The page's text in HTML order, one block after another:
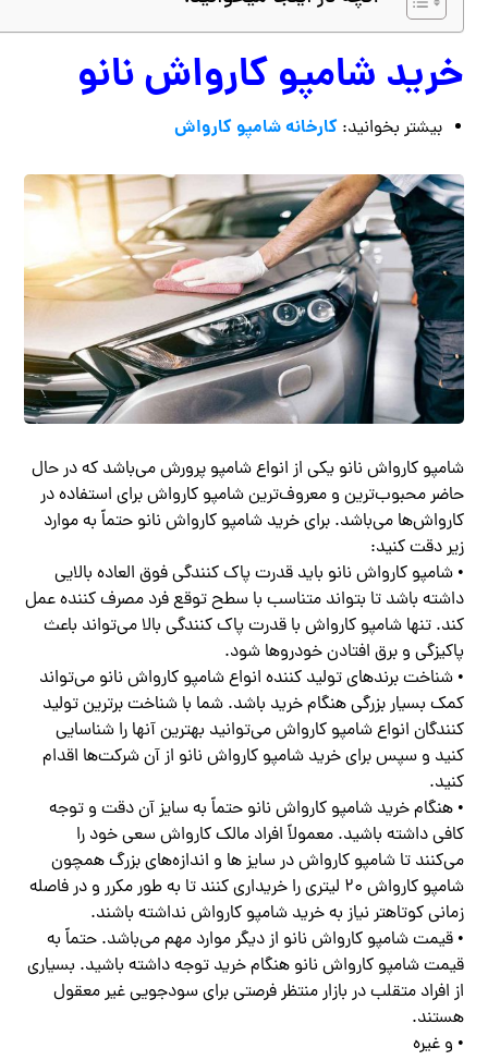
خرید شامپو کارواش نانو
بیشتر بخوانید:کارخانه شامپو کارواش
شامپو کارواش نانو یکی از انواع شامپو پرورش می‌باشد که در حال
حاضر محبوب‌ترین و معروف‌ترین شامپو کارواش برای استفاده در
کارواش‌ها می‌باشد. برای خرید شامپو کارواش نانو حتماً به موارد
زیر دقت کنید:
• شامپو کارواش نانو باید قدرت پاک کنندگی فوق العاده بالایی
داشته باشد تا بتواند متناسب با سطح توقع فرد مصرف کننده عمل
کند. تنها شامپو کارواش با قدرت پاک کنندگی بالا می‌تواند باعث
پاکیزگی و برق افتادن خودروها شود.
• شناخت برندهای تولید کننده انواع شامپو کارواش نانو می‌تواند
کمک بسیار بزرگی هنگام خرید باشد. شما با شناخت برترین تولید
کنندگان انواع شامپو کارواش می‌توانید بهترین آنها را شناسایی
کنید و سپس برای خرید شامپو کارواش نانو از آن شرکت‌ها اقدام
کنید.
• هنگام خرید شامپو کارواش نانو حتماً به سایز آن دقت و توجه
کافی داشته باشید. معمولاً افراد مالک کارواش سعی خود را
می‌کنند تا شامپو کارواش در سایز ها و اندازه‌های بزرگ همچون
شامپو کارواش ۲۰ لیتری را خریداری کنند تا به طور مکرر و در فاصله
زمانی کوتاهتر نیاز به خرید شامپو کارواش نداشته باشند.
• قیمت شامپو کارواش نانو از دیگر موارد مهم می‌باشد. حتماً به
قیمت شامپو کارواش نانو هنگام خرید توجه داشته باشید. بسیاری
از افراد متقلب در بازار منتظر فرصتی برای سودجویی غیر معقول
هستند.
• و ‌غیره